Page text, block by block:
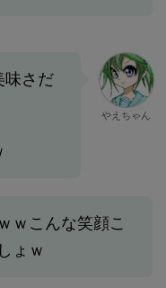
味さだ
やえちゃん
ｗこんな笑顔こ
ょｗ